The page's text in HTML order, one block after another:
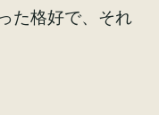
た格好で、それ